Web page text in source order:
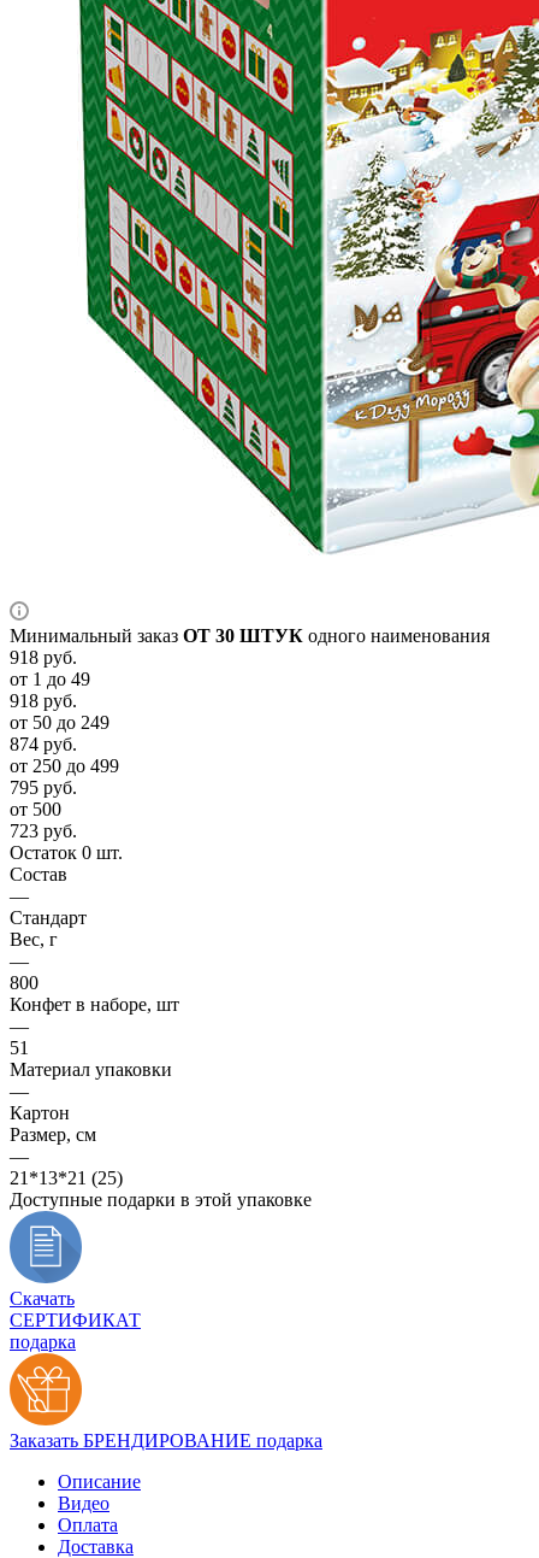
Минимальный заказ ОТ 30 ШТУК одного наименования
918 руб.
от 1 до 49
918 руб.
от 50 до 249
874 руб.
от 250 до 499
795 руб.
от 500
723 руб.
Остаток 0 шт.
Состав
—
Стандарт
Вес, г
—
800
Конфет в наборе, шт
—
51
Материал упаковки
—
Картон
Размер, см
—
21*13*21 (25)
Доступные подарки в этой упаковке
Скачать
СЕРТИФИКАТ
подарка
Заказать БРЕНДИРОВАНИЕ подарка
Описание
Видео
Оплата
Доставка